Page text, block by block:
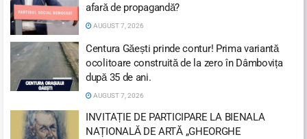
afară de propagandă?
AUGUST 7, 2026
Centura Găești prinde contur! Prima variantă
ocolitoare construită de la zero în Dâmbovița
după 35 de ani.
AUGUST 7, 2026
INVITAȚIE DE PARTICIPARE LA BIENALA
NAȚIONALĂ DE ARTĂ „GHEORGHE